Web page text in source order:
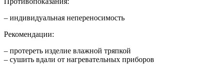
– индивидуальная непереносимость
Рекомендации:
– протереть изделие влажной тряпкой
– сушить вдали от нагревательных приборов